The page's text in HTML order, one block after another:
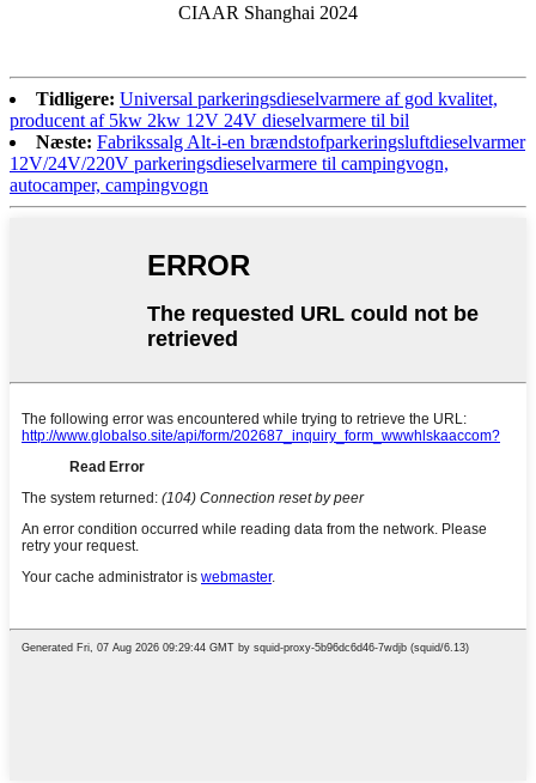
CIAAR Shanghai 2024
Tidligere: Universal parkeringsdieselvarmere af god kvalitet,
producent af 5kw 2kw 12V 24V dieselvarmere til bil
Næste: Fabrikssalg Alt-i-en brændstofparkeringsluftdieselvarmer
12V/24V/220V parkeringsdieselvarmere til campingvogn,
autocamper, campingvogn